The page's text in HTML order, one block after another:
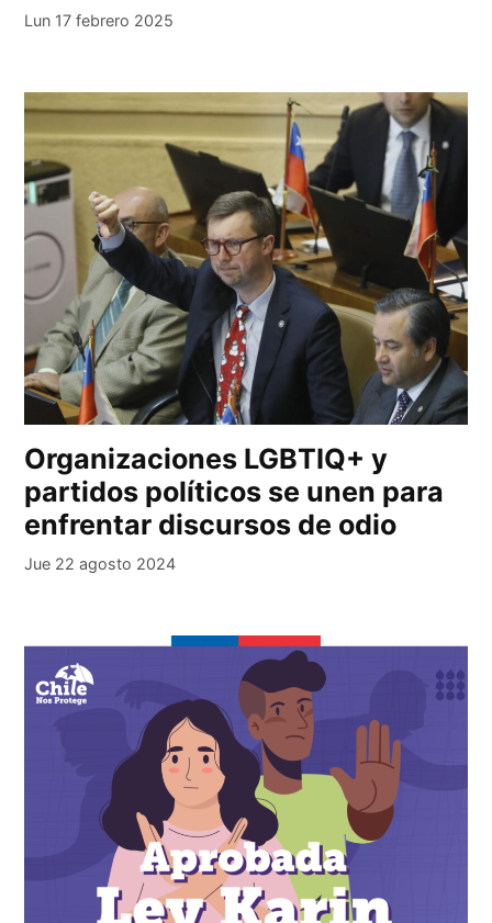
Lun 17 febrero 2025
Organizaciones LGBTIQ+ y
partidos políticos se unen para
enfrentar discursos de odio
Jue 22 agosto 2024